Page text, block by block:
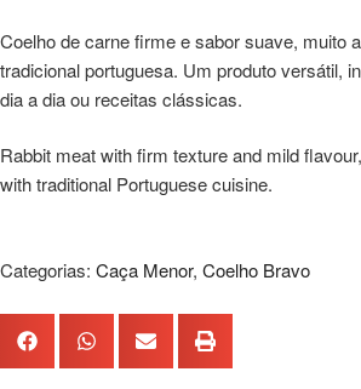
Coelho de carne firme e sabor suave, muito
tradicional portuguesa. Um produto versátil,
dia a dia ou receitas clássicas.
Rabbit meat with firm texture and mild
with traditional Portuguese cuisine.
Categorias: Caça Menor, Coelho Bravo